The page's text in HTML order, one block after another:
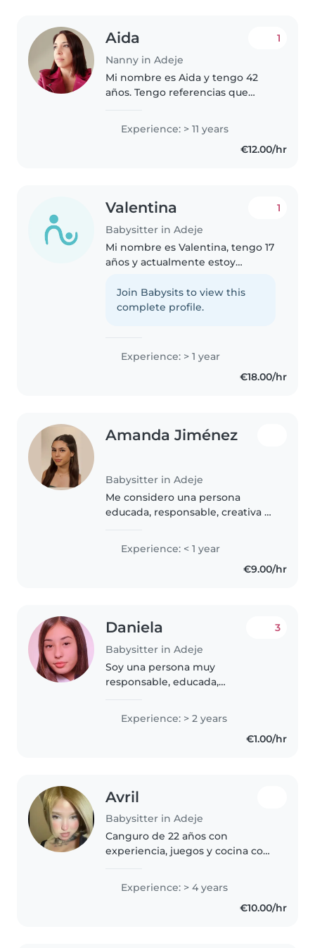
Aida
Nanny in Adeje
1
Mi nombre es Aida y tengo 42
años. Tengo referencias que
niños de forma intermitente
desde que mi hermano nació en
Experience: > 11 years
€12.00/hr
Valentina
Babysitter in Adeje
1
Mi nombre es Valentina, tengo 17
años y actualmente estoy
considero una persona empática,
responsable y con gran trato
Join Babysits to view this
complete profile.
Experience: > 1 year
€18.00/hr
Amanda Jiménez
Babysitter in Adeje
Me considero una persona
educada, responsable, creativa y
compartir con los más pequeños.
Me apasiona la infancia y sus
Experience: < 1 year
€9.00/hr
Daniela
Babysitter in Adeje
3
Soy una persona muy
responsable, educada,
como los niños queden
satisfechos, atenderlos en tareas,
Experience: > 2 years
€1.00/hr
Avril
Babysitter in Adeje
Canguro de 22 años con
experiencia, juegos y cocina con
Experience: > 4 years
€10.00/hr